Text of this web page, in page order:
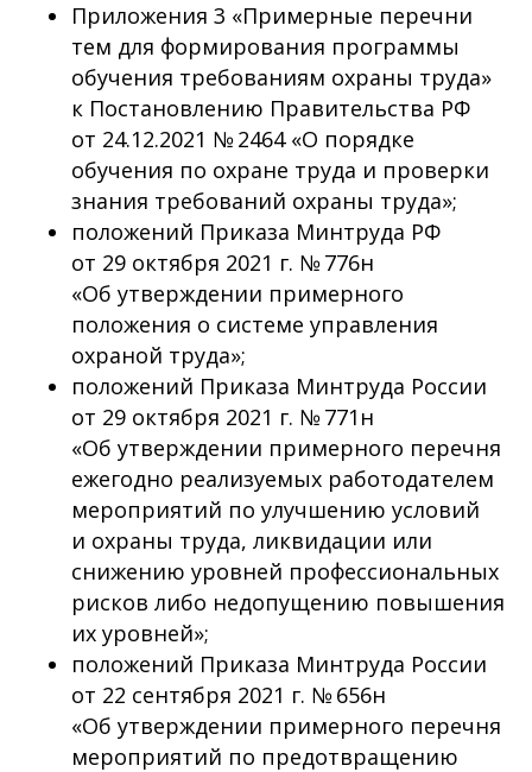
Приложения 3 «Примерные перечни
тем для формирования программы
обучения требованиям охраны труда»
к Постановлению Правительства РФ
от 24.12.2021 № 2464 «О порядке
обучения по охране труда и проверки
знания требований охраны труда»;
положений Приказа Минтруда РФ
от 29 октября 2021 г. № 776н
«Об утверждении примерного
положения о системе управления
охраной труда»;
положений Приказа Минтруда России
от 29 октября 2021 г. № 771н
«Об утверждении примерного перечня
ежегодно реализуемых работодателем
мероприятий по улучшению условий
и охраны труда, ликвидации или
снижению уровней профессиональных
рисков либо недопущению повышения
их уровней»;
положений Приказа Минтруда России
от 22 сентября 2021 г. № 656н
«Об утверждении примерного перечня
мероприятий по предотвращению